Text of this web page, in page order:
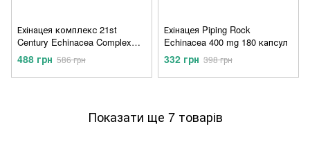
Ехінацея комплекс 21st
Century Echinacea Complex
250 mg 60 капсул
488 грн 586 грн
Ехінацея Piping Rock
Echinacea 400 mg 180 капсул
332 грн 398 грн
Показати ще 7 товарів